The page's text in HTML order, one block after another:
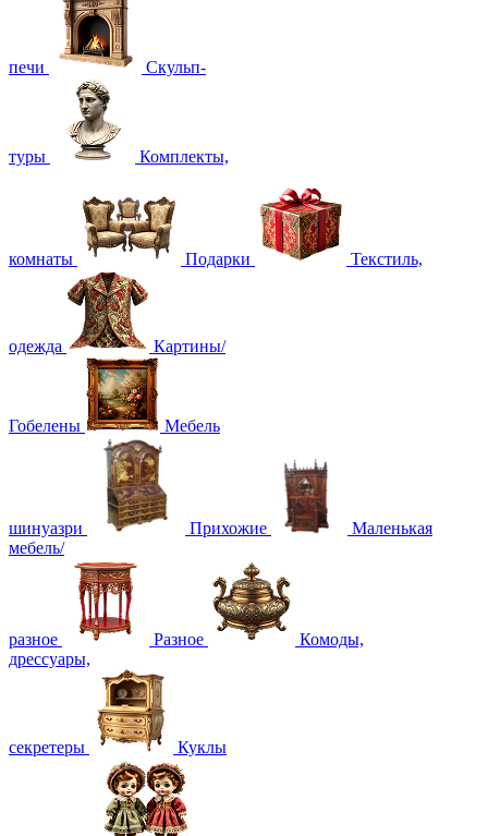
печи Скульп-
туры Комплекты,
комнаты Подарки Текстиль,
одежда Картины/
Гобелены Мебель
шинуазри Прихожие
Маленькая
мебель/
разное Разное
Комоды,
дрессуары,
секретеры Куклы